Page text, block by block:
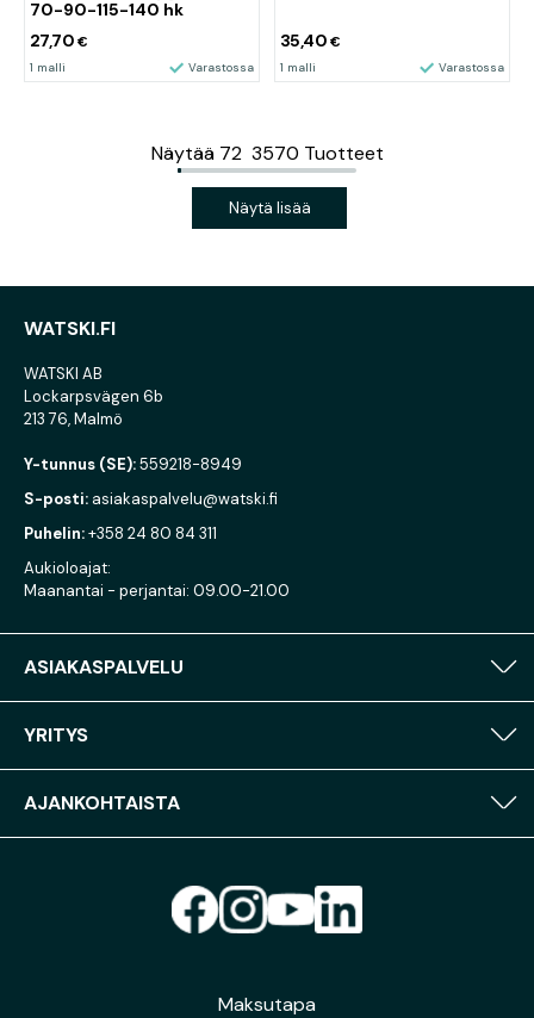
70-90-115-140 hk
27,70 €
1 malli Varastossa
35,40 €
1 malli Varastossa
Näytää 72 3570 Tuotteet
Näytä lisää
WATSKI.FI
WATSKI AB
Lockarpsvägen 6b
213 76, Malmö
Y-tunnus (SE):559218-8949
S-posti: asiakaspalvelu@watski.fi
Puhelin:+358 24 80 84 311
Aukioloajat:
Maanantai - perjantai: 09.00-21.00
ASIAKASPALVELU
YRITYS
AJANKOHTAISTA
Maksutapa